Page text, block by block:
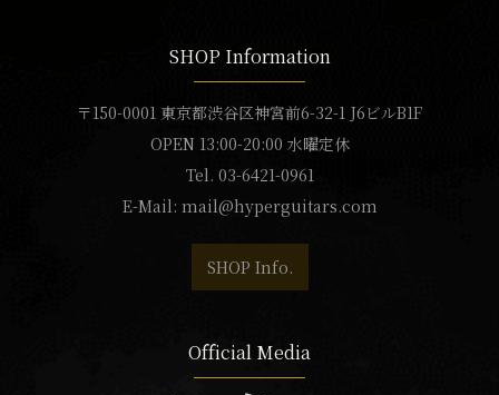
SHOP Information
〒150-0001 東京都渋谷区神宮前6-32-1 J6ビルB1F
OPEN 13:00-20:00 水曜定休
Tel. 03-6421-0961
E-Mail: mail@hyperguitars.com
SHOP Info.
Official Media